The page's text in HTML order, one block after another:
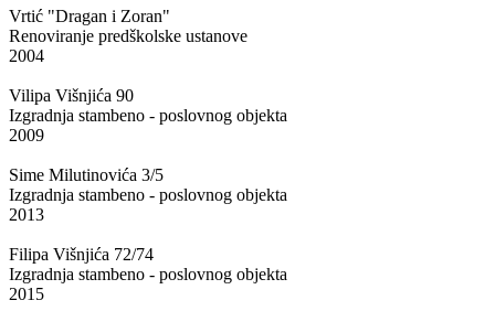
Vrtić "Dragan i Zoran"
Renoviranje predškolske ustanove
2004
Vilipa Višnjića 90
Izgradnja stambeno - poslovnog objekta
2009
Sime Milutinovića 3/5
Izgradnja stambeno - poslovnog objekta
2013
Filipa Višnjića 72/74
Izgradnja stambeno - poslovnog objekta
2015